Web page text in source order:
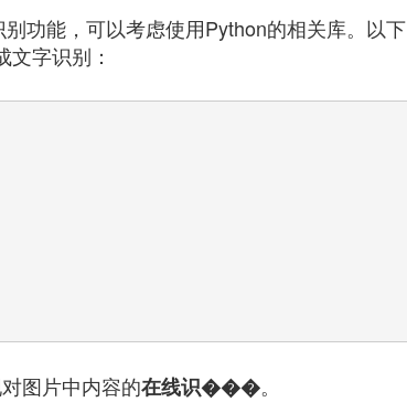
功能，可以考虑使用Python的相关库。以下
文字识别：
图片中内容的在线识���。